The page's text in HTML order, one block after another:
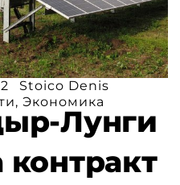
Stoico Denis
, Экономика
Лунги